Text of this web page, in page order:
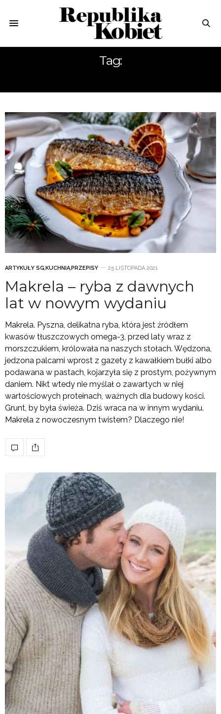
Tag:
ARTYKUŁY SG,KUCHNIA,PRZEPISY 25 LISTOPADA 2021
Makrela – ryba z dawnych
lat w nowym wydaniu
Makrela. Pyszna, delikatna ryba, która jest źródłem
kwasów tłuszczowych omega-3, przed laty wraz z
morszczukiem, królowała na naszych stołach. Wędzona,
jedzona palcami wprost z gazety z kawałkiem bułki albo
podawana w pastach, kojarzyła się z prostym, pożywnym
daniem. Nikt wtedy nie myślał o zawartych w niej
wartościowych proteinach, ważnych dla budowy kości.
Grunt, by była świeża. Dziś wraca na w innym wydaniu.
Makrela z nowoczesnym twistem? Dlaczego nie!